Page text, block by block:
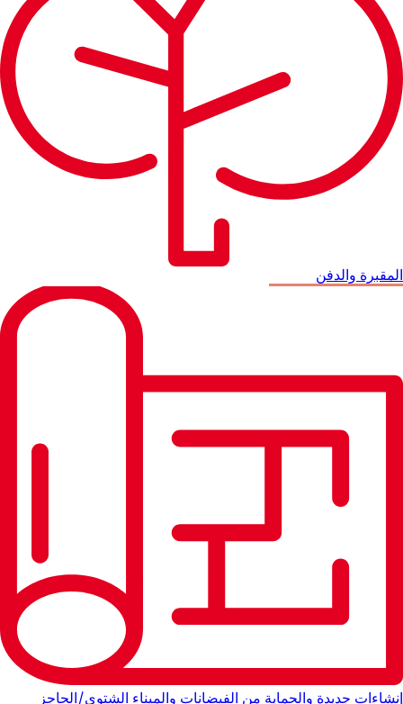
المقبرة والدفن
إنشاءات جديدة والحماية من الفيضانات والميناء الشتوي/الحاجز